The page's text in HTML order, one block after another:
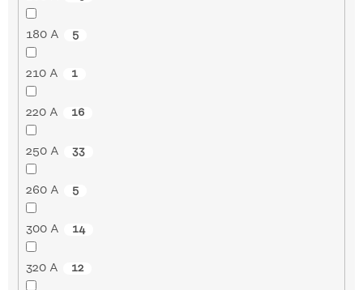
180 A 5
210 A 1
220 A 16
250 A 33
260 A 5
300 A 14
320 A 12